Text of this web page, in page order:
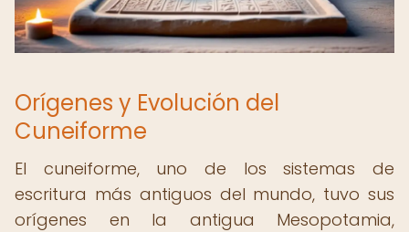
Orígenes y Evolución del
Cuneiforme
El cuneiforme, uno de los sistemas de
escritura más antiguos del mundo, tuvo sus
orígenes en la antigua Mesopotamia,